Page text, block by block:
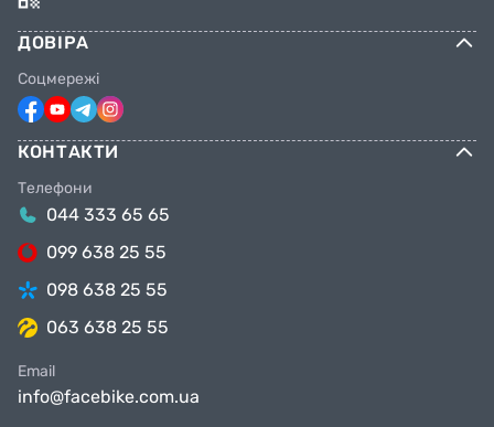
ДОВІРА
Соцмережі
КОНТАКТИ
Телефони
044 333 65 65
099 638 25 55
098 638 25 55
063 638 25 55
Email
info@facebike.com.ua